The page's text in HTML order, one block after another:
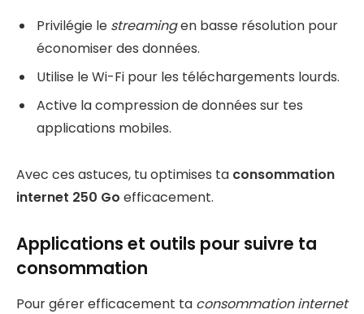
Privilégie le streamingen basse résolution pour
économiser des données.
Utilise le Wi-Fi pour les téléchargements lourds.
Active la compression de données sur tes
applications mobiles.
Avec ces astuces, tu optimises ta consommation
internet 250 Go efficacement.
Applications et outils pour suivre ta
consommation
Pour gérer efficacement ta consommation internet